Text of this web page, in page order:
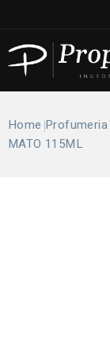
Home Profumeria
MATO 115ML